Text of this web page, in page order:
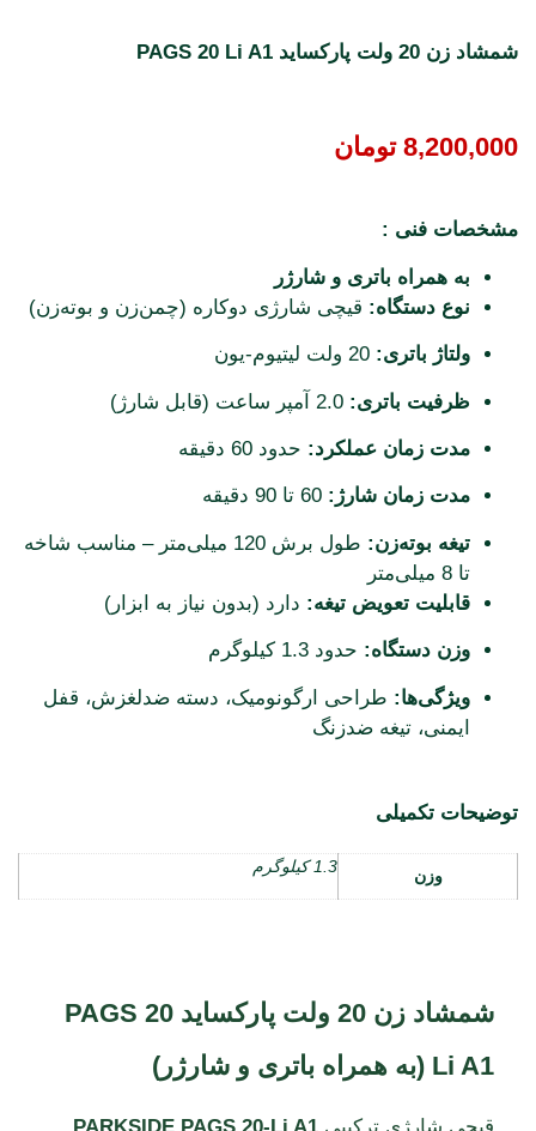
شمشاد زن 20 ولت پارکساید PAGS 20 Li A1
8,200,000 تومان
مشخصات فنی :
به همراه باتری و شارژر
نوع دستگاه: قیچی شارژی دوکاره (چمن‌زن و بوته‌زن)
ولتاژ باتری:
ظرفیت باتری:
مدت زمان عملکرد: حدود 60 دقیقه
مدت زمان شارژ:
تیغه بوته‌زن:
طول برش 120 میلی‌متر – مناسب شاخه
تا 8 میلی‌متر
قابلیت تعویض تیغه: دارد (بدون نیاز به ابزار)
وزن دستگاه: حدود 1.3 کیلوگرم
ویژگی‌ها: طراحی ارگونومیک، دسته ضدلغزش، قفل
ایمنی، تیغه ضدزنگ
توضیحات تکمیلی
وزن 1.3 کیلوگرم
شمشاد زن 20 ولت پارکساید PAGS 20
Li A1 (به همراه باتری و شارژر)
قیچی شارژی ترکیبی PARKSIDE PAGS 20-Li A1